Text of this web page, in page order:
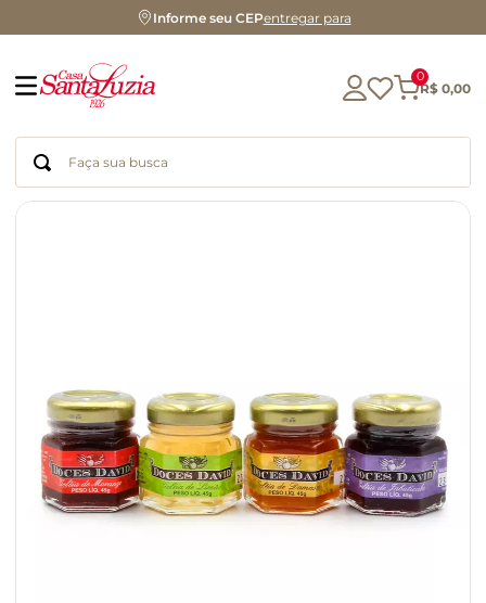
Informe seu CEPentregar para
0
R$ 0,00
Faça sua busca
café
biscoito
cerveja
macarrão
queijo